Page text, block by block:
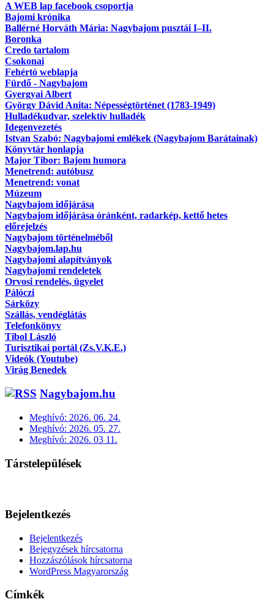
A WEB lap facebook csoportja
Bajomi krónika
Ballérné Horváth Mária: Nagybajom pusztái I–II.
Boronka
Credo tartalom
Csokonai
Fehértó weblapja
Fürdő - Nagybajom
Gyergyai Albert
György Dávid Anita: Népességtörténet (1783-1949)
Hulladékudvar, szelektív hulladék
Idegenvezetés
Istvan Szabó: Nagybajomi emlékek (Nagybajom Barátainak)
Könyvtár honlapja
Major Tibor: Bajom humora
Menetrend: autóbusz
Menetrend: vonat
Múzeum
Nagybajom időjárása
Nagybajom időjárása óránként, radarkép, kettő hetes
előrejelzés
Nagybajom történelméből
Nagybajom.lap.hu
Nagybajomi alapítványok
Nagybajomi rendeletek
Orvosi rendelés, ügyelet
Pálóczi
Sárközy
Szállás, vendéglátás
Telefonkönyv
Tibol László
Turisztikai portál (Zs.V.K.E.)
Videók (Youtube)
Virág Benedek
Nagybajom.hu
Meghívó: 2026. 06. 24.
Meghívó: 2026. 05. 27.
Meghívó: 2026. 03 11.
Társtelepülések
Bejelentkezés
Bejelentkezés
Bejegyzések hírcsatorna
Hozzászólások hírcsatorna
WordPress Magyarország
Címkék